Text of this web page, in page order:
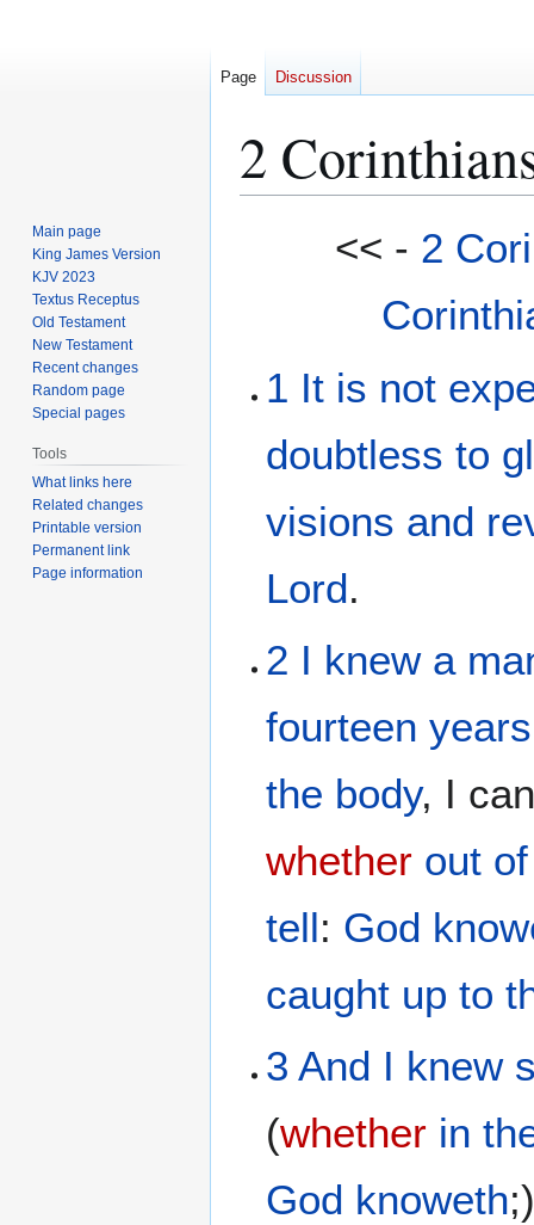
2
<< - 2
1 It is not
doubtless to
visions and
Lord.
2 I knew a
fourteen
the body, I
whether out
tell: God
caught up to
3 And I knew
(whether in
God knoweth
Page Discussion
Main page
King James Version
KJV 2023
Textus Receptus
Old Testament
New Testament
Recent changes
Random page
Special pages
Tools
What links here
Related changes
Printable version
Permanent link
Page information